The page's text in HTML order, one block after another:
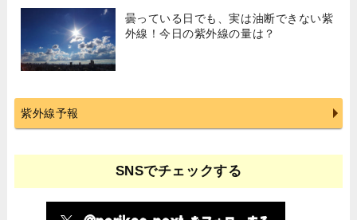
曇っている日でも、実は油断できない紫
外線！今日の紫外線の量は？
紫外線予報
SNSでチェックする